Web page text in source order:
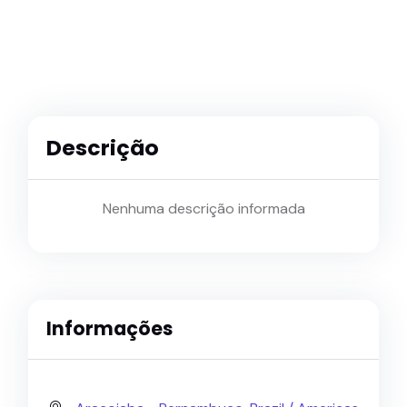
Descrição
Nenhuma descrição informada
Informações